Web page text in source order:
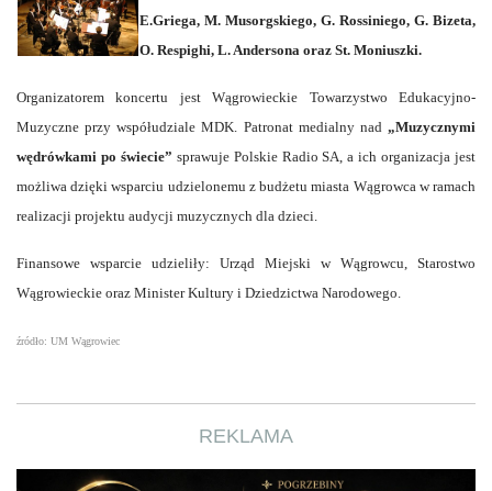
E.Griega, M. Musorgskiego, G. Rossiniego, G. Bizeta,
O. Respighi, L. Andersona oraz St. Moniuszki.
Organizatorem koncertu jest Wągrowieckie Towarzystwo Edukacyjno-
Muzyczne przy współudziale MDK. Patronat medialny nad „Muzycznymi
wędrówkami po świecie” sprawuje Polskie Radio SA, a ich organizacja jest
możliwa dzięki wsparciu udzielonemu z budżetu miasta Wągrowca w ramach
realizacji projektu audycji muzycznych dla dzieci.
Finansowe wsparcie udzieliły: Urząd Miejski w Wągrowcu, Starostwo
Wągrowieckie oraz Minister Kultury i Dziedzictwa Narodowego.
źródło: UM Wągrowiec
REKLAMA